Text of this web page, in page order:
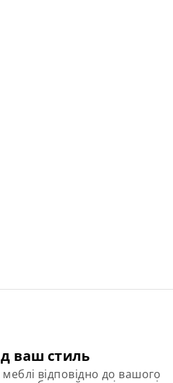
ваш стиль
відповідно до вашого